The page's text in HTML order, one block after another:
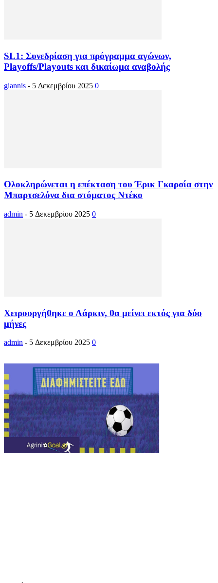
SL1: Συνεδρίαση για πρόγραμμα αγώνων,
Playoffs/Playouts και δικαίωμα αναβολής
giannis - 5 Δεκεμβρίου 2025 0
Ολοκληρώνεται η επέκταση του Έρικ Γκαρσία στην
Μπαρτσελόνα δια στόματος Ντέκο
admin - 5 Δεκεμβρίου 2025 0
Χειρουργήθηκε ο Λάρκιν, θα μείνει εκτός για δύο
μήνες
admin - 5 Δεκεμβρίου 2025 0